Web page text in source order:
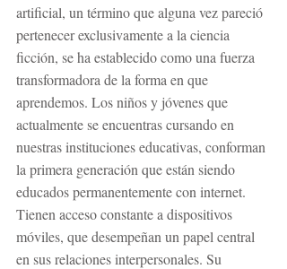
artificial, un término que alguna vez pareció
pertenecer exclusivamente a la ciencia
ficción, se ha establecido como una fuerza
transformadora de la forma en que
aprendemos. Los niños y jóvenes que
actualmente se encuentras cursando en
nuestras instituciones educativas, conforman
la primera generación que están siendo
educados permanentemente con internet.
Tienen acceso constante a dispositivos
móviles, que desempeñan un papel central
en sus relaciones interpersonales. Su